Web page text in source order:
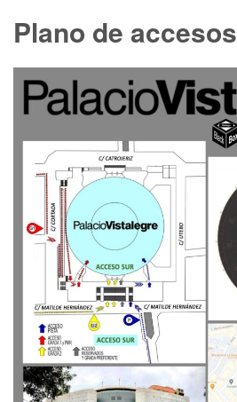
Plano de accesos